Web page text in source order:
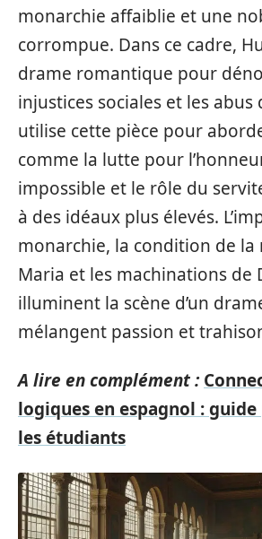
monarchie affaiblie et une
corrompue. Dans ce cadre,
drame romantique pour
injustices sociales et les abus
utilise cette pièce pour
comme la lutte pour
impossible et le rôle du
à des idéaux plus élevés.
monarchie, la condition de la
Maria et les machinations de
illuminent la scène d’un
mélangent passion et
A lire en complément :
logiques en espagnol :
les étudiants